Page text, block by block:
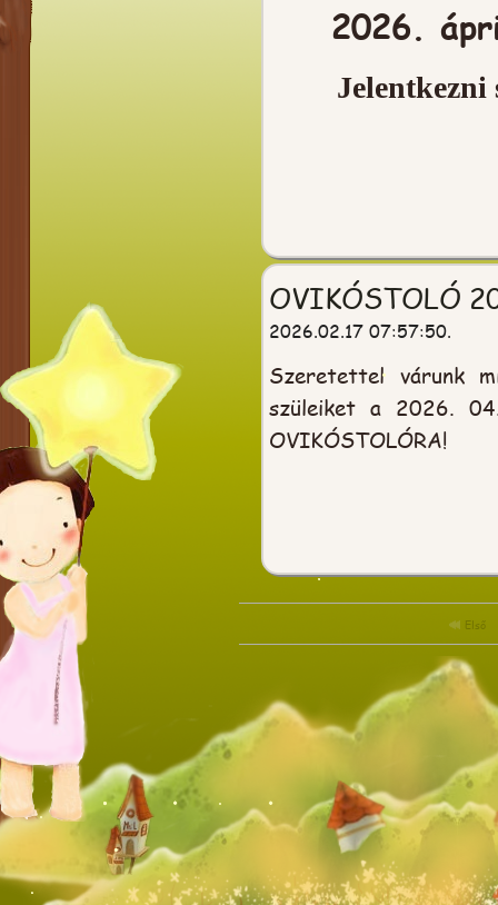
2026.
Jelentkezni
OVIKÓSTOLÓ
2026.02.17 07:57:50.
Szeretettel várunk
szüleiket a 2026.
OVIKÓSTOLÓRA!
Első